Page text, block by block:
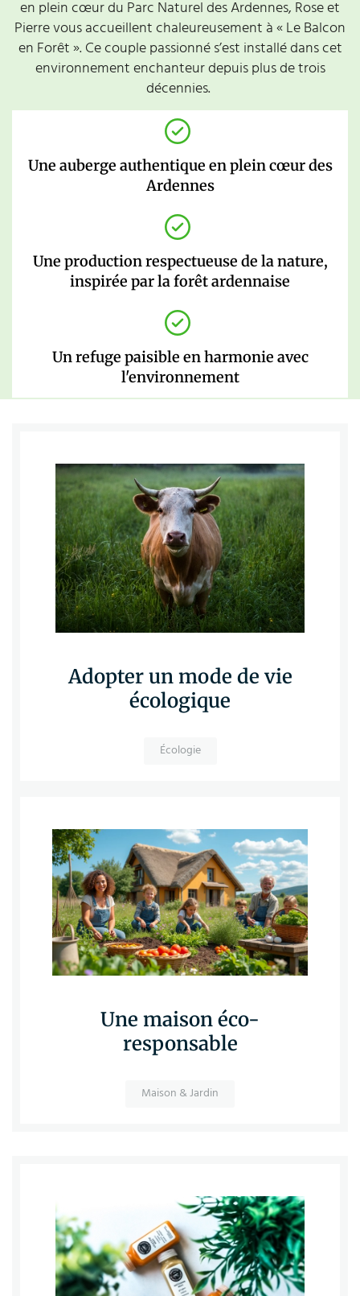
en plein cœur du Parc Naturel des Ardennes, Rose et
Pierre vous accueillent chaleureusement à « Le Balcon
en Forêt ». Ce couple passionné s’est installé dans cet
environnement enchanteur depuis plus de trois
décennies.
Une auberge authentique en plein cœur des
Ardennes
Une production respectueuse de la nature,
inspirée par la forêt ardennaise
Un refuge paisible en harmonie avec
l'environnement
Adopter un mode de vie
écologique
Écologie
Une maison éco-
responsable
Maison & Jardin